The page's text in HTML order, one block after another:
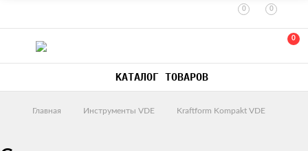
0 0
0
КАТАЛОГ ТОВАРОВ
Главная Инструменты VDE Kraftform Kompakt VDE